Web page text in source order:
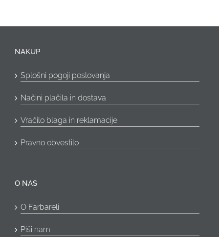
NAKUP
Splošni pogoji poslovanja
Načini plačila in dostava
Vračilo blaga in reklamacije
Pravno obvestilo
O NAS
O Farbareli
Piši nam